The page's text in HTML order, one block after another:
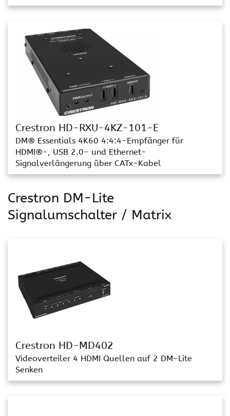
Crestron HD-RXU-4KZ-101-E
DM® Essentials 4K60 4:4:4-Empfänger für
HDMI®-, USB 2.0- und Ethernet-
Signalverlängerung über CATx-Kabel
Crestron DM-Lite
Signalumschalter / Matrix
Crestron HD-MD402
Videoverteiler 4 HDMI Quellen auf 2 DM-Lite
Senken